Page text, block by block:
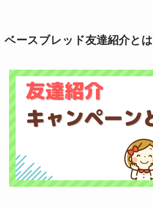
ベースブレッド友達紹介とは